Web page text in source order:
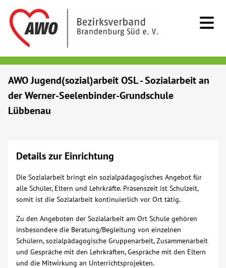
Senioren
Beratung & Hilfe
Begegnung
Bildung
Über uns
AWO Jugend(sozial)arbeit OSL - Sozialarbeit an
der Werner-Seelenbinder-Grundschule
Lübbenau
Details zur Einrichtung
Die Sozialarbeit bringt ein sozialpädagogisches Angebot für
alle Schüler, Eltern und Lehrkräfte. Präsenszeit ist Schulzeit,
somit ist die Sozialarbeit kontinuierlich vor Ort tätig.
Zu den Angeboten der Sozialarbeit am Ort Schule gehören
insbesondere die Beratung/Begleitung von einzelnen
Schülern, sozialpädagogische Gruppenarbeit, Zusammenarbeit
und Gespräche mit den Lehrkräften, Gespräche mit den Eltern
und die Mitwirkung an Unterrichtsprojekten.